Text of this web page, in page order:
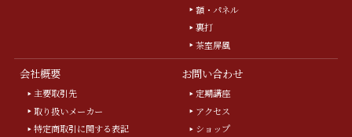
額・パネル
裏打
茶室屏風
会社概要
主要取引先
取り扱いメーカー
特定商取引に関する表記
お問い合わせ
定期講座
アクセス
ショップ